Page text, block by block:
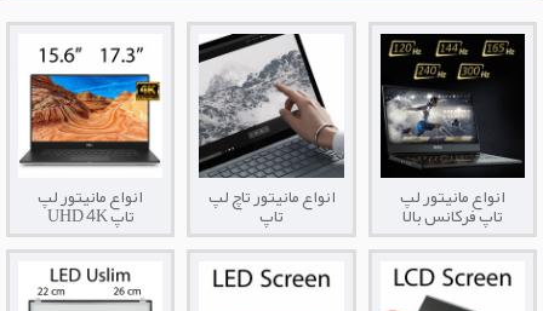
انواع مانیتور لپ
تاپ فرکانس بالا
انواع مانیتور تاچ لپ
تاپ
انواع مانیتور لپ
تاپ UHD 4K